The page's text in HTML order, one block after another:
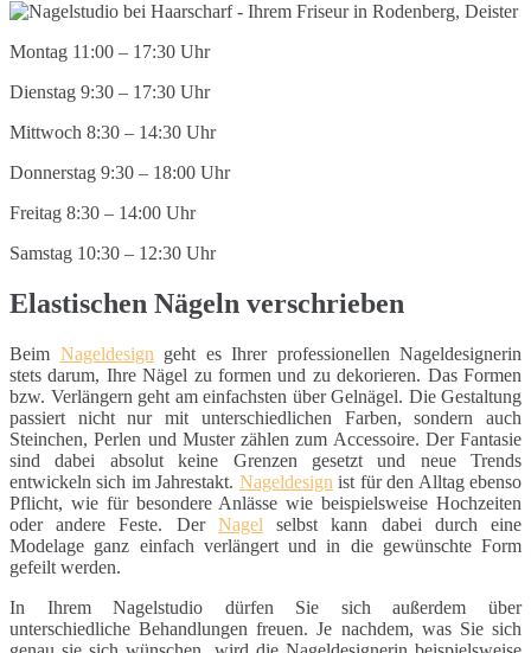
Montag 11:00 – 17:30 Uhr
Dienstag 9:30 – 17:30 Uhr
Mittwoch 8:30 – 14:30 Uhr
Donnerstag 9:30 – 18:00 Uhr
Freitag 8:30 – 14:00 Uhr
Samstag 10:30 – 12:30 Uhr
Elastischen Nägeln verschrieben
Beim Nageldesign geht es Ihrer professionellen Nageldesignerin
stets darum, Ihre Nägel zu formen und zu dekorieren. Das Formen
bzw. Verlängern geht am einfachsten über Gelnägel. Die Gestaltung
passiert nicht nur mit unterschiedlichen Farben, sondern auch
Steinchen, Perlen und Muster zählen zum Accessoire. Der Fantasie
sind dabei absolut keine Grenzen gesetzt und neue Trends
entwickeln sich im Jahrestakt. Nageldesign ist für den Alltag ebenso
Pflicht, wie für besondere Anlässe wie beispielsweise Hochzeiten
oder andere Feste. Der Nagel selbst kann dabei durch eine
Modelage ganz einfach verlängert und in die gewünschte Form
gefeilt werden.
In Ihrem Nagelstudio dürfen Sie sich außerdem über
unterschiedliche Behandlungen freuen. Je nachdem, was Sie sich